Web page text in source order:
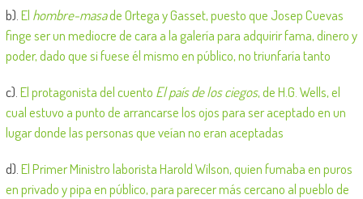
b). El hombre-masade Ortega y Gasset, puesto que Josep Cuevas
finge ser un mediocre de cara a la galería para adquirir fama, dinero y
poder, dado que si fuese él mismo en público, no triunfaría tanto
c). El protagonista del cuento El país de los ciegos, de H.G. Wells, el
cual estuvo a punto de arrancarse los ojos para ser aceptado en un
lugar donde las personas que veían no eran aceptadas
d). El Primer Ministro laborista Harold Wilson, quien fumaba en puros
en privado y pipa en público, para parecer más cercano al pueblo de